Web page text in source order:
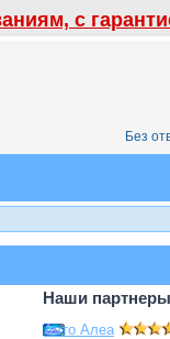
с
Без
Наши
Авто Алеа